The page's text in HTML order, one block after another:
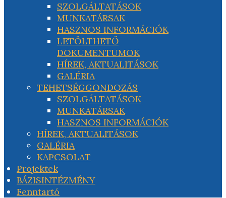
SZOLGÁLTATÁSOK
MUNKATÁRSAK
HASZNOS INFORMÁCIÓK
LETÖLTHETŐ
DOKUMENTUMOK
HÍREK, AKTUALITÁSOK
GALÉRIA
TEHETSÉGGONDOZÁS
SZOLGÁLTATÁSOK
MUNKATÁRSAK
HASZNOS INFORMÁCIÓK
HÍREK, AKTUALITÁSOK
GALÉRIA
KAPCSOLAT
Projektek
BÁZISINTÉZMÉNY
Fenntartó